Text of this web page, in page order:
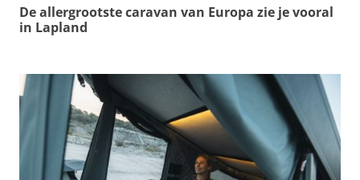
De allergrootste caravan van Europa zie je vooral
in Lapland